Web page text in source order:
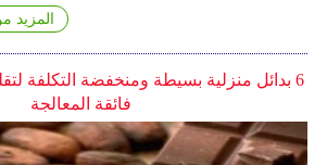
المزيد
6 بدائل منزلية بسيطة ومنخفضة التكلفة
فائقة المعالجة